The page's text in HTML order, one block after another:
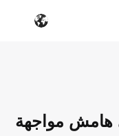
هامش مواجهة